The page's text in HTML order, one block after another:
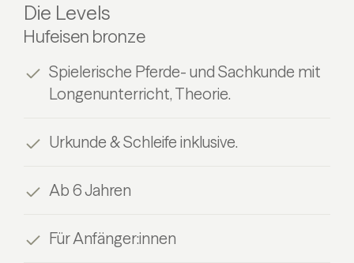
Die Levels
Hufeisen bronze
Spielerische Pferde- und Sachkunde mit
Longenunterricht, Theorie.
Urkunde & Schleife inklusive.
Ab 6 Jahren
Für Anfänger:innen